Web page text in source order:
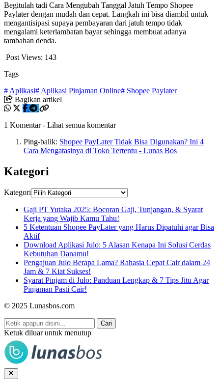
Begitulah tadi Cara Mengubah Tanggal Jatuh Tempo Shopee
Paylater dengan mudah dan cepat. Langkah ini bisa diambil untuk
mengantisipasi supaya pembayaran dari jatuh tempo tidak
mengalami keterlambatan bayar sehingga membuat adanya
tambahan denda.
Post Views: 143
Tags
# Aplikasi# Aplikasi Pinjaman Online# Shopee Paylater
Bagikan artikel
1 Komentar- Lihat semua komentar
Ping-balik: Shopee PayLater Tidak Bisa Digunakan? Ini 4
Cara Mengatasinya di Toko Tertentu - Lunas Bos
Kategori
Kategori
Gaji PT Yutaka 2025: Bocoran Gaji, Tunjangan, & Syarat
Kerja yang Wajib Kamu Tahu!
5 Ketentuan Shopee PayLater yang Harus Dipatuhi agar Bisa
Aktif
Download Aplikasi Julo: 5 Alasan Kenapa Ini Solusi Cerdas
Kebutuhan Danamu!
Pengajuan Julo Berapa Lama? Rahasia Cepat Cair dalam 24
Jam & 7 Kiat Sukses!
Syarat Pinjam di Julo: Panduan Lengkap & 7 Tips Jitu Agar
Pinjaman Pasti Cair!
© 2025 Lunasbos.com
Cari
Ketuk diluar untuk menutup